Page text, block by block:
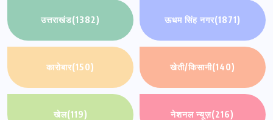
उत्तराखंड(1382) ऊधम सिंह नगर(1871)
कारोबार(150) खेती/किसानी(140)
खेल(119) नेशनल न्यूज़(216)